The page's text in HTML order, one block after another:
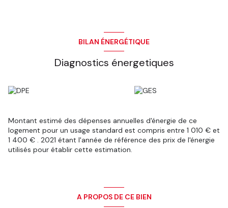
BILAN ÉNERGÉTIQUE
Diagnostics énergetiques
Montant estimé des dépenses annuelles d'énergie de ce
logement pour un usage standard est compris entre 1 010 € et
1 400 € . 2021 étant l'année de référence des prix de l'énergie
utilisés pour établir cette estimation.
A PROPOS DE CE BIEN